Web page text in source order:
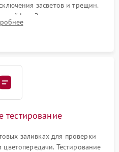
засветов и трещин.
Закрытие корпуса.
программного обеспечения.
тестирование
заливках для проверки
Тестирование